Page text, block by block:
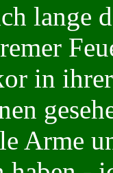
lange
in
Arme